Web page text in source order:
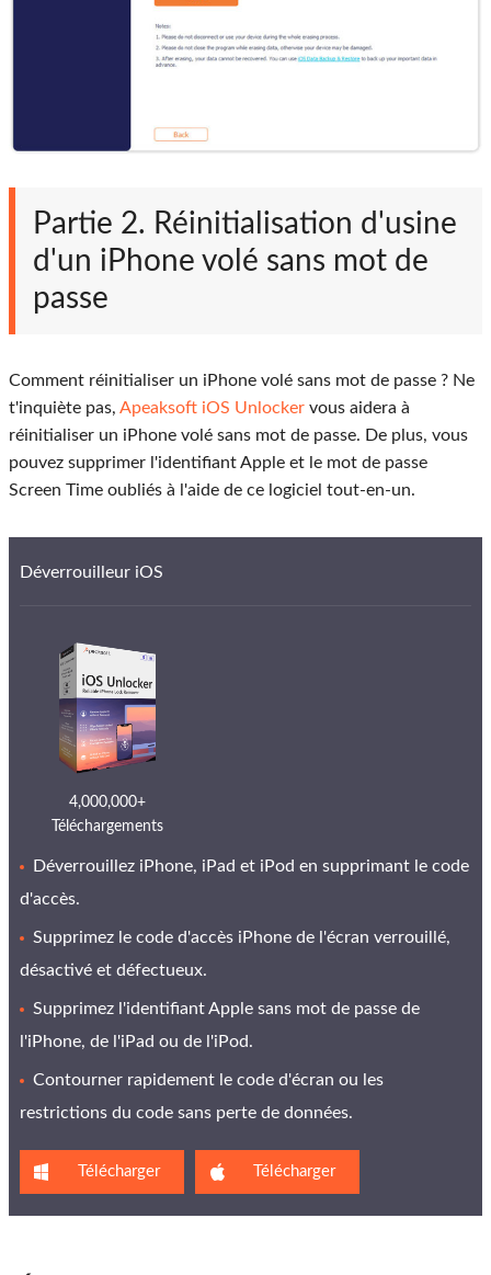
Partie 2. Réinitialisation d'usine
d'un iPhone volé sans mot de
passe
Comment réinitialiser un iPhone volé sans mot de passe ? Ne
t'inquiète pas, Apeaksoft iOS Unlocker vous aidera à
réinitialiser un iPhone volé sans mot de passe. De plus, vous
pouvez supprimer l'identifiant Apple et le mot de passe
Screen Time oubliés à l'aide de ce logiciel tout-en-un.
Déverrouilleur iOS
4,000,000+
Téléchargements
Déverrouillez iPhone, iPad et iPod en supprimant le code
d'accès.
Supprimez le code d'accès iPhone de l'écran verrouillé,
désactivé et défectueux.
Supprimez l'identifiant Apple sans mot de passe de
l'iPhone, de l'iPad ou de l'iPod.
Contourner rapidement le code d'écran ou les
restrictions du code sans perte de données.
Télécharger Télécharger